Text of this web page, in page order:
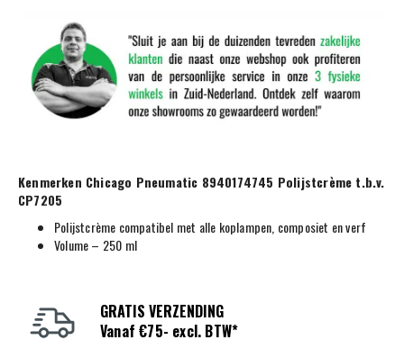
Kenmerken Chicago Pneumatic 8940174745 Polijstcrème t.b.v.
CP7205
Polijstcrème compatibel met alle koplampen, composiet en verf
Volume – 250 ml
GRATIS VERZENDING
Vanaf €75- excl. BTW*